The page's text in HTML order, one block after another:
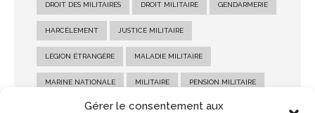
Gérer le consentement aux
DROIT DES MILITAIRES DROIT MILITAIRE GENDARMERIE
HARCÈLEMENT JUSTICE MILITAIRE
LÉGION ÉTRANGÈRE MALADIE MILITAIRE
MARINE NATIONALE MILITAIRE PENSION MILITAIRE
PENSION MILITAIRE D'INVALIDITÉ RECOURS MILITAIRE